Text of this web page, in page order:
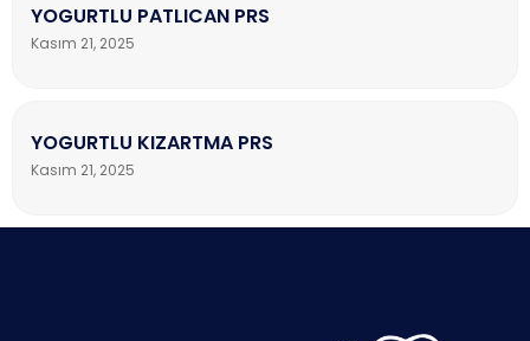
YOGURTLU PATLICAN PRS
Kasım 21, 2025
YOGURTLU KIZARTMA PRS
Kasım 21, 2025